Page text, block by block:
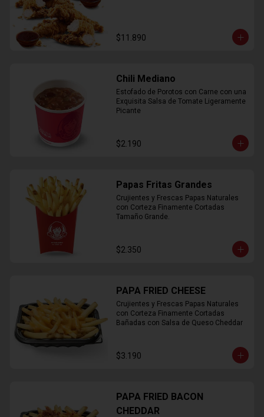
$11.890
Chili Mediano
Estofado de Porotos con Carne con una
Exquisita Salsa de Tomate Ligeramente
Picante
$2.190
Papas Fritas Grandes
Crujientes y Frescas Papas Naturales
con Corteza Finamente Cortadas
Tamaño Grande.
$2.350
PAPA FRIED CHEESE
Crujientes y Frescas Papas Naturales
con Corteza Finamente Cortadas
Bañadas con Salsa de Queso Cheddar
$3.190
PAPA FRIED BACON
CHEDDAR